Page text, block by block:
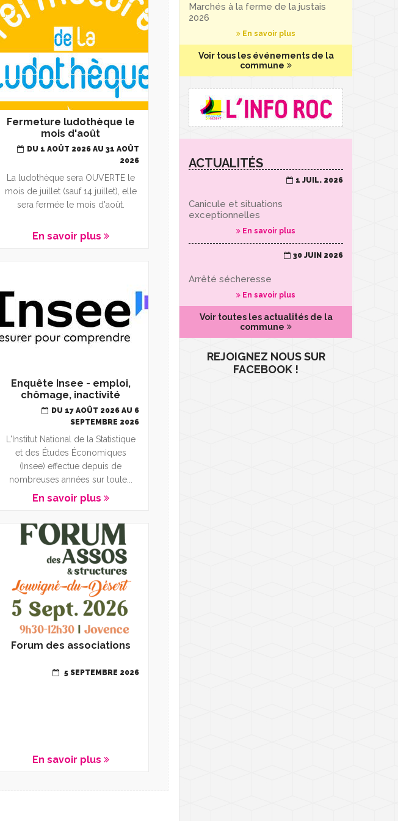
Fermeture ludothèque le
mois d'août
DU 1 AOÛT 2026 AU 31 AOÛT
2026
La ludothèque sera OUVERTE le
mois de juillet (sauf 14 juillet), elle
sera fermée le mois d'août.
En savoir plus
Enquête Insee - emploi,
chômage, inactivité
DU 17 AOÛT 2026 AU 6
SEPTEMBRE 2026
L'Institut National de la Statistique
et des Études Économiques
(Insee) effectue depuis de
nombreuses années sur toute...
En savoir plus
Forum des associations
5 SEPTEMBRE 2026
En savoir plus
Marchés à la ferme de la justais
2026
En savoir plus
Voir tous les événements de la
commune
ACTUALITÉS
1 JUIL. 2026
Canicule et situations
exceptionnelles
En savoir plus
30 JUIN 2026
Arrêté sécheresse
En savoir plus
Voir toutes les actualités de la
commune
REJOIGNEZ NOUS SUR
FACEBOOK !